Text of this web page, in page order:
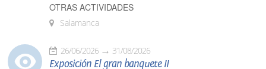
OTRAS ACTIVIDADES
Salamanca
26/06/2026 31/08/2026
Exposición El gran banquete II